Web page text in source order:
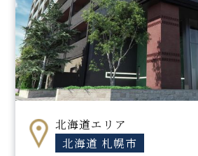
北海道エリア
北海道 札幌市